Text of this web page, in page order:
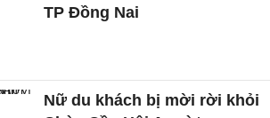
TP Đồng Nai
Nữ du khách bị mời rời khỏi